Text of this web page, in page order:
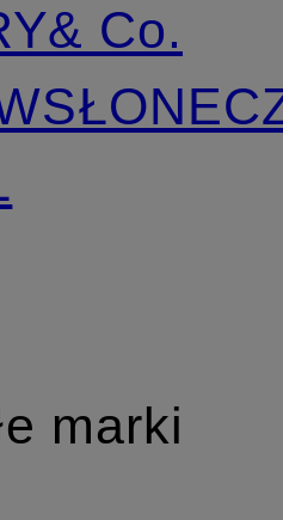
& Co.
marki